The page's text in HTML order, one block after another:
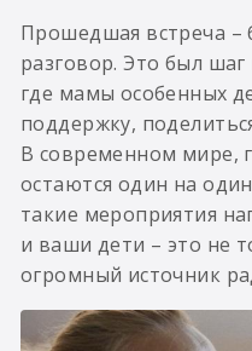
Прошедшая встреча –
разговор. Это был
где мамы особенных
поддержку,
В современном мире,
остаются один на
такие мероприятия
и ваши дети – это не
огромный источник